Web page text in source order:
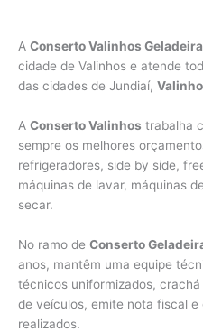
A Conserto Valinhos
cidade de Valinhos e atende
das cidades de Jundiaí,
A Conserto Valinhos trabalha
sempre os melhores
refrigeradores, side by side,
máquinas de lavar, máquinas
secar.
No ramo de Conserto
anos, mantêm uma equipe
técnicos uniformizados,
de veículos, emite nota fiscal
realizados.